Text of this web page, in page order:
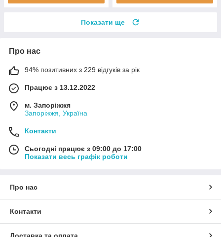
Показати ще
Про нас
94% позитивних з 229 відгуків за рік
Працює з 13.12.2022
м. Запоріжжя
Запоріжжя, Україна
Контакти
Сьогодні працює з 09:00 до 17:00
Показати весь графік роботи
Про нас
Контакти